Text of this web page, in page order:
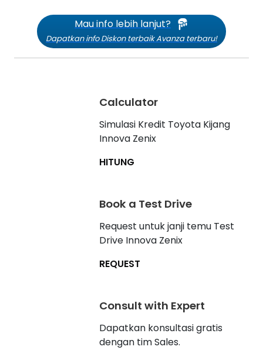
Mau info lebih lanjut?
Dapatkan info Diskon terbaik Avanza terbaru!
Calculator
Simulasi Kredit Toyota Kijang
Innova Zenix
HITUNG
Book a Test Drive
Request untuk janji temu Test
Drive Innova Zenix
REQUEST
Consult with Expert
Dapatkan konsultasi gratis
dengan tim Sales.